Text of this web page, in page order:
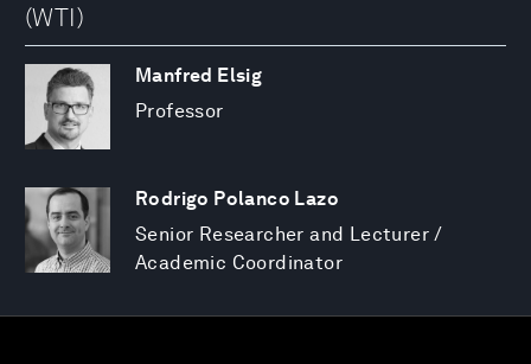
(WTI)
Manfred Elsig
Professor
Rodrigo Polanco Lazo
Senior Researcher and Lecturer /
Academic Coordinator